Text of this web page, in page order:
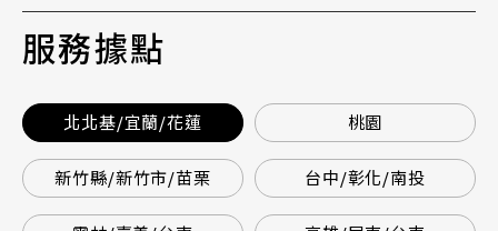
服務據點
北北基/宜蘭/花蓮 桃園
新竹縣/新竹市/苗栗 台中/彰化/南投